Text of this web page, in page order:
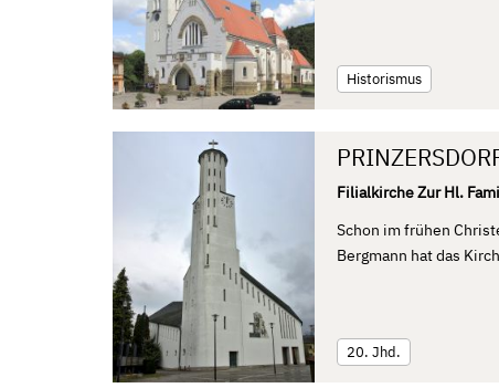
Historismus
Filialkirche Zur Hl.
Schon im frühen
Bergmann hat das
20. Jhd.